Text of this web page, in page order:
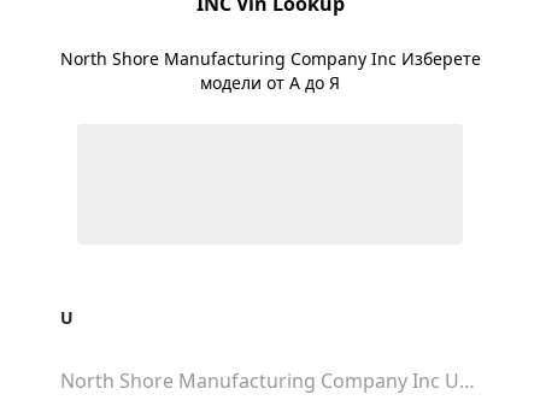
North Shore Manufacturing Company Inc Изберете
модели от А до Я
U
North Shore Manufacturing Company Inc Unknown